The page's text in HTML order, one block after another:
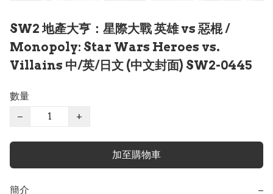
SW2 地產大亨：星際大戰 英雄 vs 惡棍 /
Monopoly: Star Wars Heroes vs.
Villains 中/英/日文 (中文封面) SW2-0445
數量
−
+
加至購物車
簡介 −